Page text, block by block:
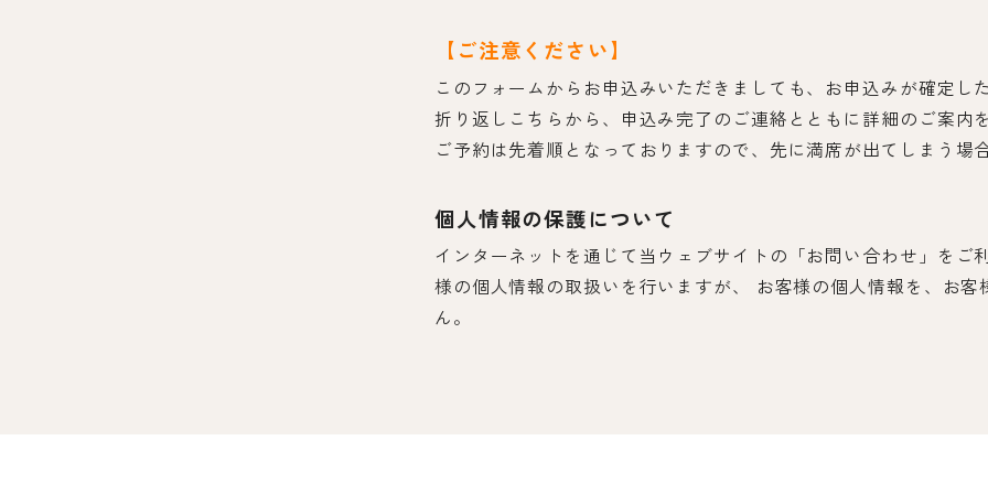
【ご注意ください】
このフォームからお申込みいただきましても、お申込みが確定し
折り返しこちらから、申込み完了のご連絡とともに詳細のご案内
ご予約は先着順となっておりますので、先に満席が出てしまう場
個人情報の保護について
インターネットを通じて当ウェブサイトの「お問い合わせ」を
様の個人情報の取扱いを行いますが、 お客様の個人情報を、お
ん。